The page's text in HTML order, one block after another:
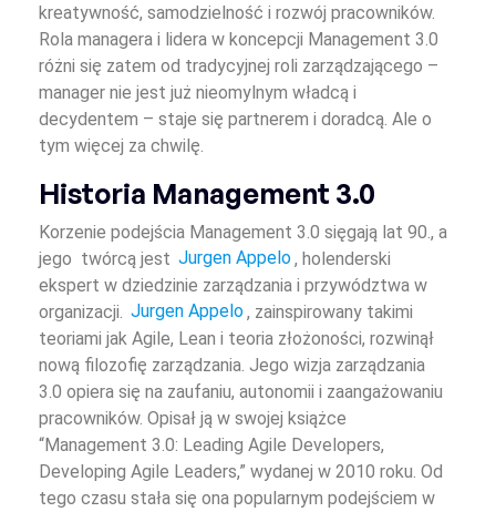
kreatywność, samodzielność i rozwój pracowników.
Rola managera i lidera w koncepcji Management 3.0
różni się zatem od tradycyjnej roli zarządzającego –
manager nie jest już nieomylnym władcą i
decydentem – staje się partnerem i doradcą. Ale o
tym więcej za chwilę.
Historia Management 3.0
Korzenie podejścia Management 3.0 sięgają lat 90., a
jego twórcą jest Jurgen Appelo, holenderski
ekspert w dziedzinie zarządzania i przywództwa w
organizacji. Jurgen Appelo, zainspirowany takimi
teoriami jak Agile, Lean i teoria złożoności, rozwinął
nową filozofię zarządzania. Jego wizja zarządzania
3.0 opiera się na zaufaniu, autonomii i zaangażowaniu
pracowników. Opisał ją w swojej książce
“Management 3.0: Leading Agile Developers,
Developing Agile Leaders,” wydanej w 2010 roku. Od
tego czasu stała się ona popularnym podejściem w